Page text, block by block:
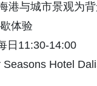
港与城市景观为
体验
日11:30-14:00
Hotel